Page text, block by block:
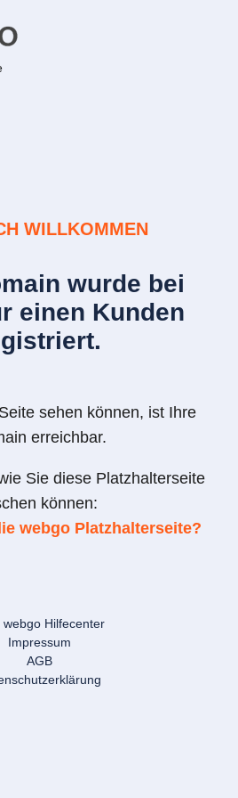
WILLKOMMEN
wurde bei
einen Kunden
sehen können, ist Ihre
erreichbar.
Sie diese Platzhalterseite
können:
webgo Platzhalterseite?
webgo Hilfecenter
Impressum
AGB